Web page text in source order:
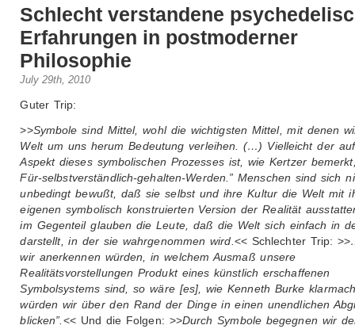
Schlecht verstandene
Erfahrungen in postmoderner
Philosophie
July 29th, 2010
Guter Trip:
>>Symbole sind Mittel, wohl die wichtigsten Mittel, mit denen
Welt um uns herum Bedeutung verleihen. (…) Vielleicht der
Aspekt dieses symbolischen Prozesses ist, wie Kertzer
Für-selbstverständlich-gehalten-Werden.” Menschen sind sich
unbedingt bewußt, daß sie selbst und ihre Kultur die Welt mit
eigenen symbolisch konstruierten Version der Realität
im Gegenteil glauben die Leute, daß die Welt sich einfach in
darstellt, in der sie wahrgenommen wird. << Schlechter Trip: >>
wir anerkennen würden, in welchem Ausmaß unsere
Realitätsvorstellungen Produkt eines künstlich erschaffenen
Symbolsystems sind, so wäre [es], wie Kenneth Burke
würden wir über den Rand der Dinge in einen unendlichen
blicken”. << Und die Folgen: >>Durch Symbole begegnen wir